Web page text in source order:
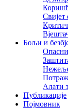
Бољи и
Алати
Публикације
Појмовник